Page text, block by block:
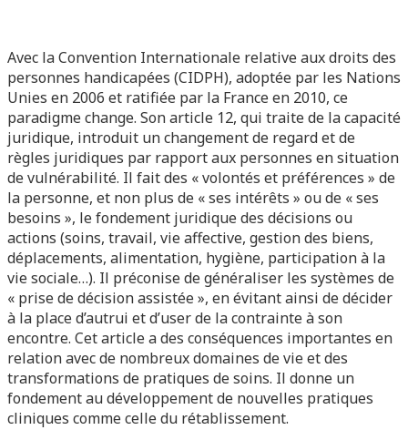
Avec la Convention Internationale relative aux droits des
personnes handicapées (CIDPH), adoptée par les Nations
Unies en 2006 et ratifiée par la France en 2010, ce
paradigme change. Son article 12, qui traite de la capacité
juridique, introduit un changement de regard et de
règles juridiques par rapport aux personnes en situation
de vulnérabilité. Il fait des « volontés et préférences » de
la personne, et non plus de « ses intérêts » ou de « ses
besoins », le fondement juridique des décisions ou
actions (soins, travail, vie affective, gestion des biens,
déplacements, alimentation, hygiène, participation à la
vie sociale…). Il préconise de généraliser les systèmes de
« prise de décision assistée », en évitant ainsi de décider
à la place d’autrui et d’user de la contrainte à son
encontre. Cet article a des conséquences importantes en
relation avec de nombreux domaines de vie et des
transformations de pratiques de soins. Il donne un
fondement au développement de nouvelles pratiques
cliniques comme celle du rétablissement.